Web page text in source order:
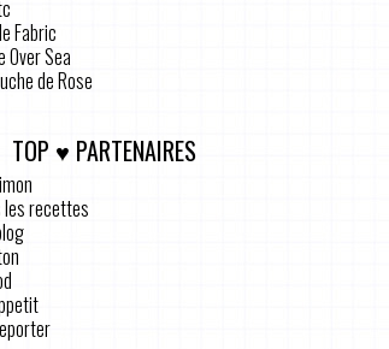
Fabric
Over Sea
de Rose
TOP ♥ PARTENAIRES
les recettes